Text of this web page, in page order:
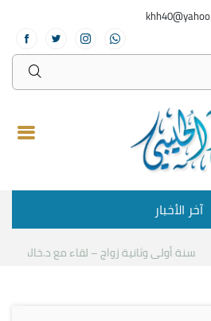
آخر الأخبار
سنة أولى وثانية زواج – لقاء مع د.خالد الحليبي